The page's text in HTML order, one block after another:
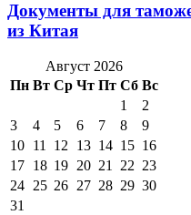
Документы для
из Китая
Август 2026
Пн Вт Ср Чт Пт Сб Вс
1
2
3
4 5 6 7 8
9
10 11 12 13 14 15 16
17 18 19 20 21 22 23
24 25 26 27 28 29 30
31